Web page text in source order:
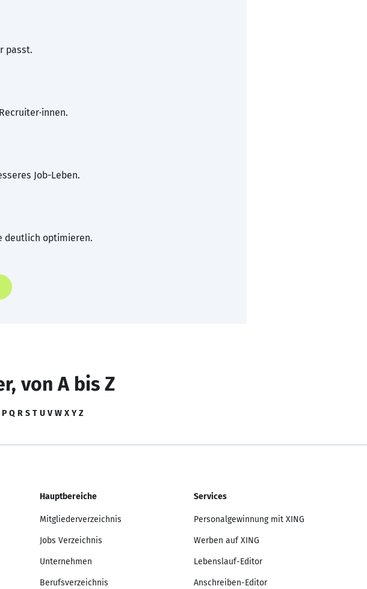
passt.
Job-Leben.
deutlich optimieren.
von A bis Z
P Q R S T U V W X Y Z
Hauptbereiche
Mitgliederverzeichnis
Jobs Verzeichnis
Unternehmen
Berufsverzeichnis
Services
Personalgewinnung mit XING
Werben auf XING
Lebenslauf-Editor
Anschreiben-Editor